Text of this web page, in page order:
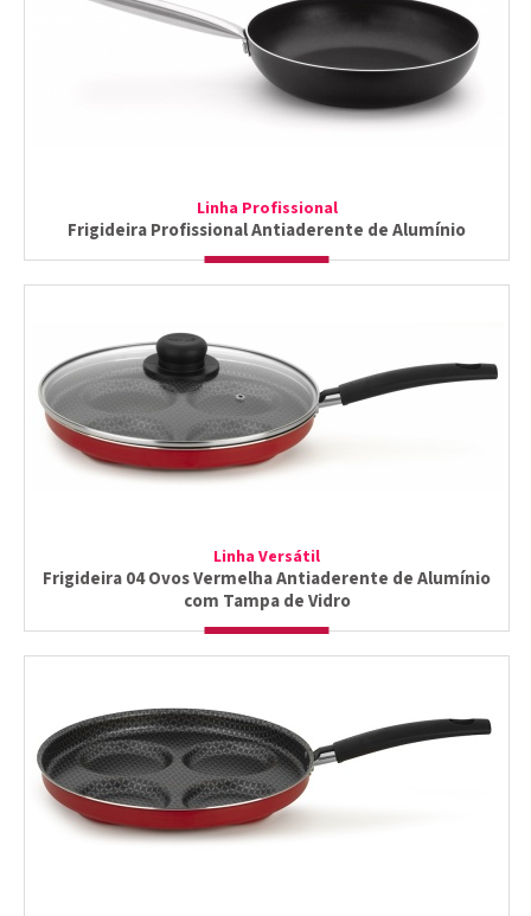
Linha Profissional
Frigideira Profissional Antiaderente de Alumínio
Linha Versátil
Frigideira 04 Ovos Vermelha Antiaderente de Alumínio
com Tampa de Vidro